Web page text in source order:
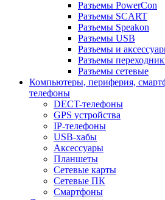
Разъемы PowerCon
Разъемы SCART
Разъемы Speakon
Разъемы USB
Разъемы и
Разъемы
Разъемы сетевые
Компьютеры, периферия,
телефоны
DECT-телефоны
GPS устройства
IP-телефоны
USB-хабы
Аксессуары
Планшеты
Сетевые карты
Сетевые ПК
Смартфоны